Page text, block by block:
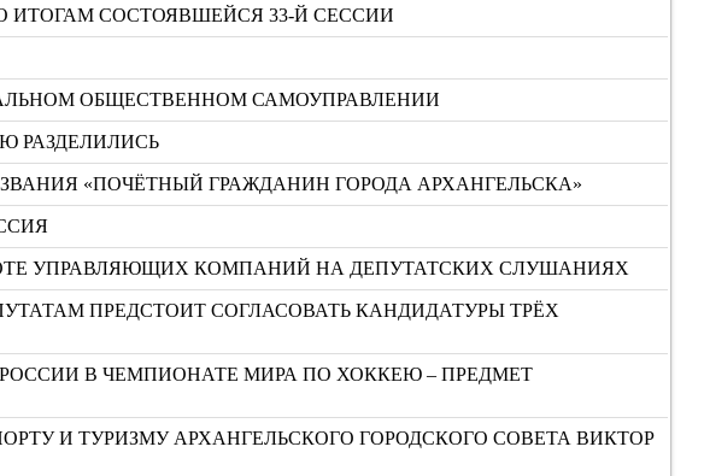
СОСТОЯВШЕЙСЯ 33-Й СЕССИИ
ОБЩЕСТВЕННОМ САМОУПРАВЛЕНИИ
РАЗДЕЛИЛИСЬ
«ПОЧЁТНЫЙ ГРАЖДАНИН ГОРОДА АРХАНГЕЛЬСКА»
УПРАВЛЯЮЩИХ КОМПАНИЙ НА ДЕПУТАТСКИХ СЛУШАНИЯХ
ПРЕДСТОИТ СОГЛАСОВАТЬ КАНДИДАТУРЫ ТРЁХ
В ЧЕМПИОНАТЕ МИРА ПО ХОККЕЮ – ПРЕДМЕТ
И ТУРИЗМУ АРХАНГЕЛЬСКОГО ГОРОДСКОГО СОВЕТА ВИКТОР